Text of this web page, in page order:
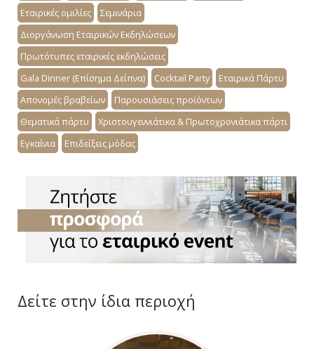
Εταιρικές ομιλίες
Σεμινάρια
Διοργάνωση Εταιρικών Εκδηλώσεων
Πρωτότυπες εταιρικές εκδηλώσεις
Gala Dinner (Επίσημα Δείπνα)
Cocktail Party
Εταιρικά Πάρτυ
Απονομές βραβείων
Παρουσιάσεις προϊόντων
Θεματικά πάρτυ
Χριστουγεννιάτικα & Πρωτοχρονιάτικα πάρτι
Εγκαίνια
Επιδείξεις μόδας
Δείτε στην ίδια περιοχή